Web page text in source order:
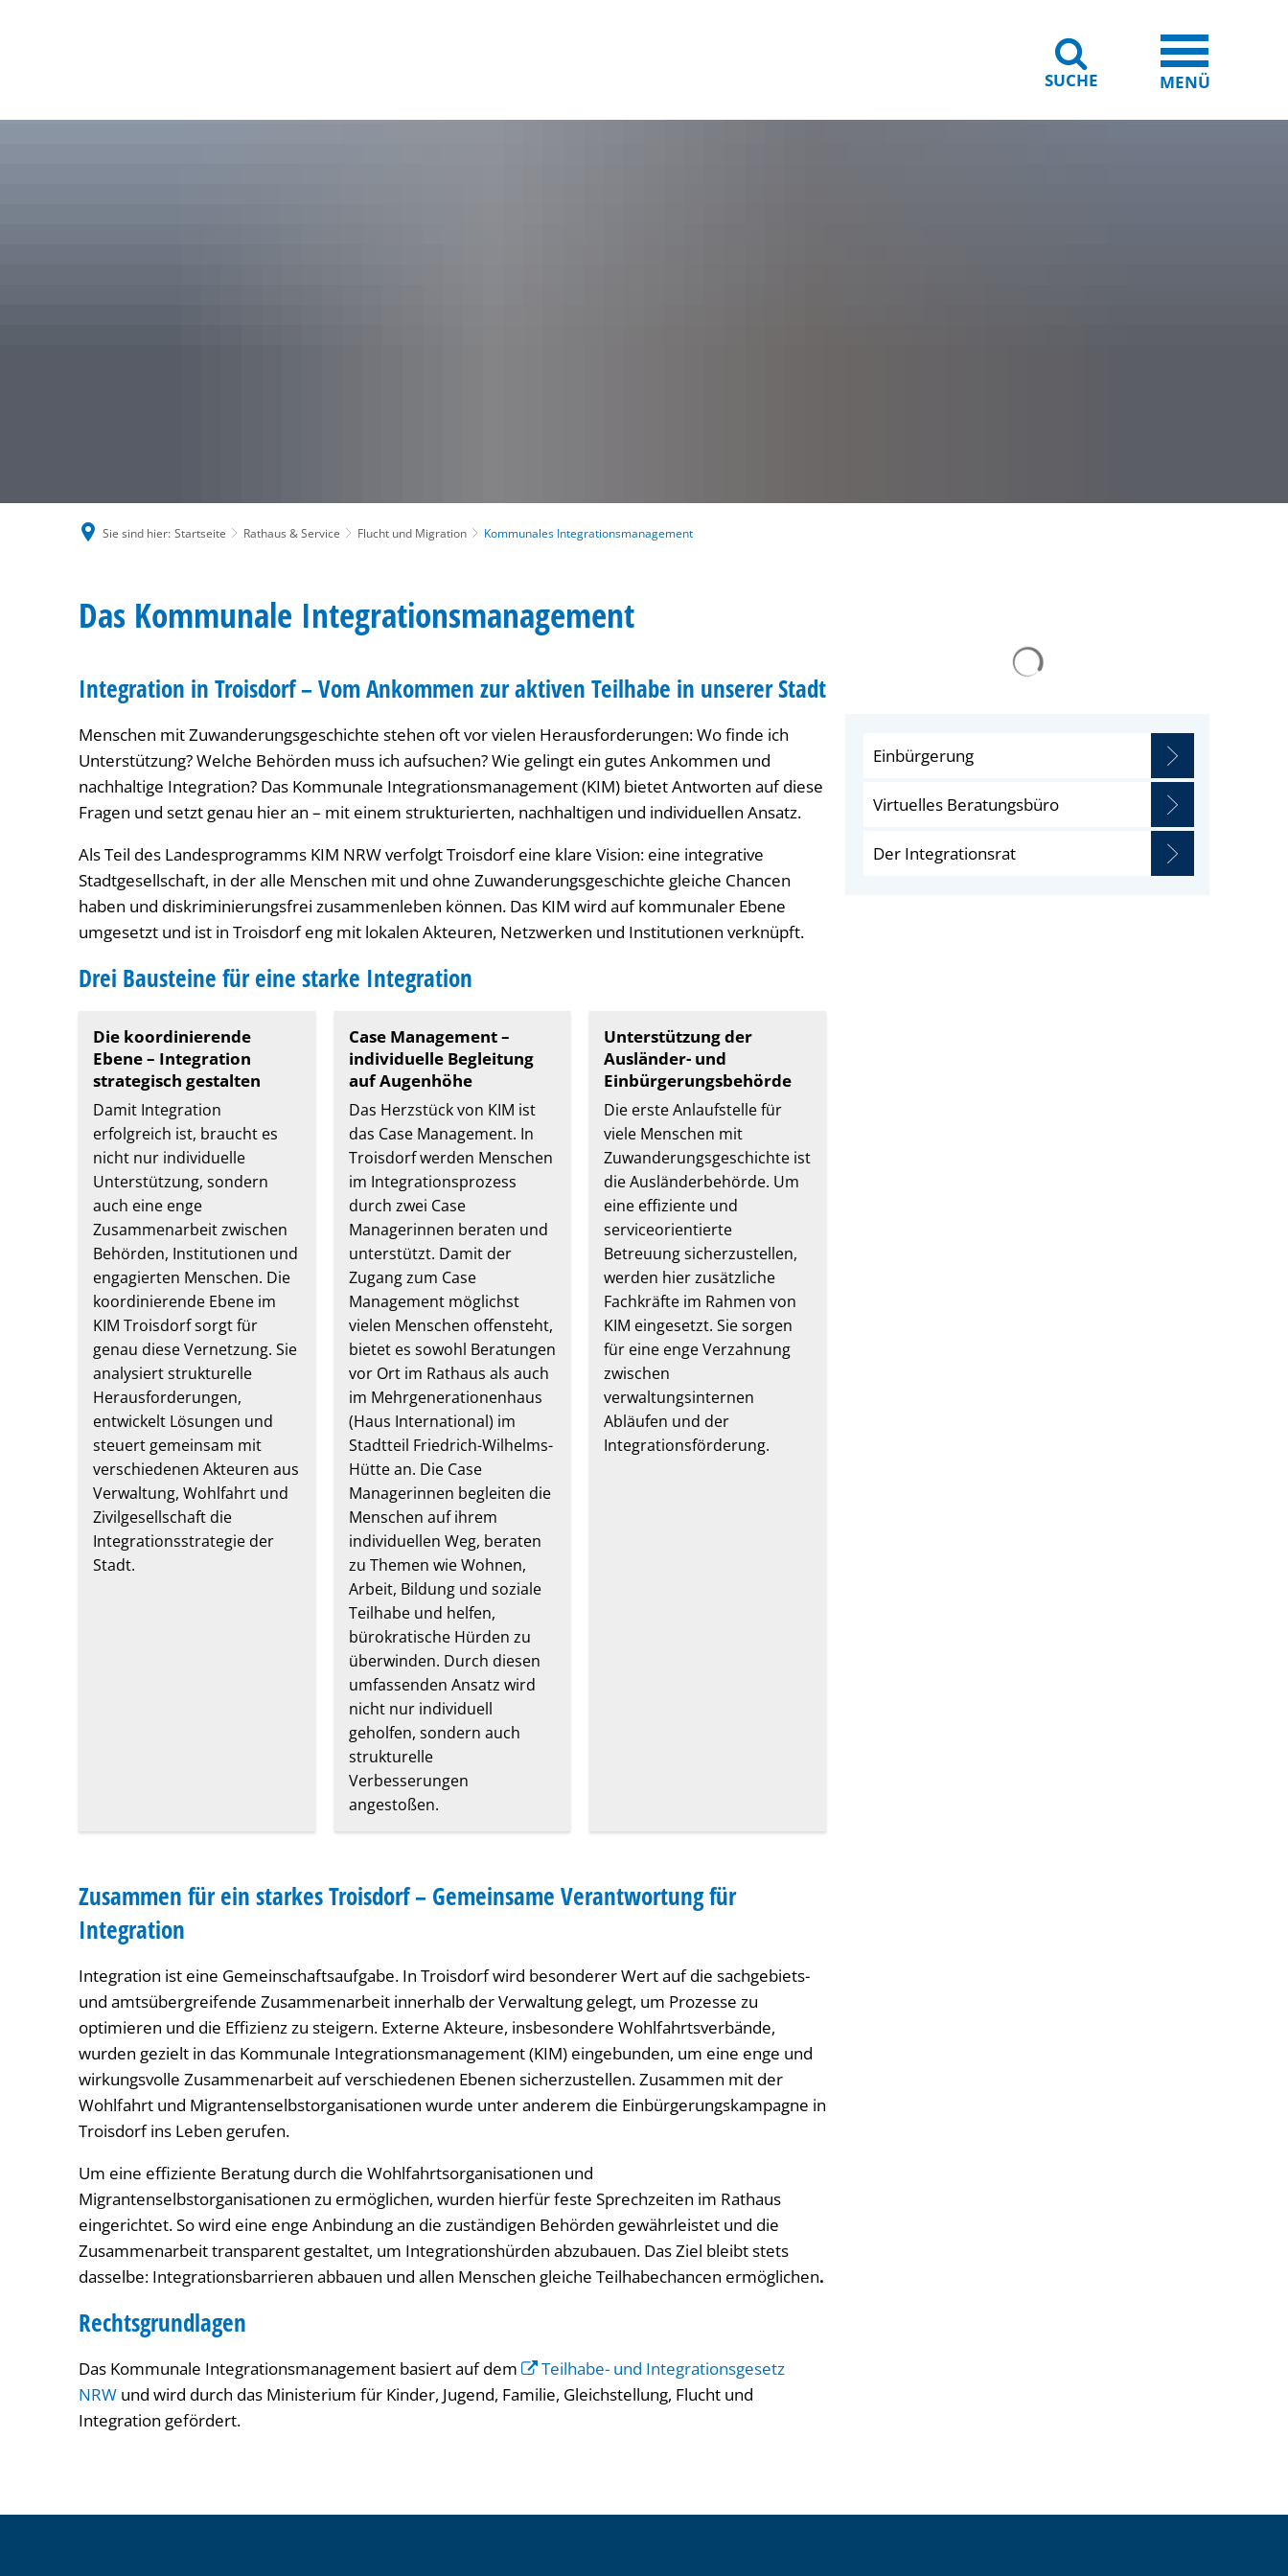
SUCHE MENÜ
Sie sind hier: Startseite Rathaus & Service Flucht und Migration Kommunales Integrationsmanagement
Kommunales
Integrationsmanagement
Das Kommunale Integrationsmanagement
Integration in Troisdorf – Vom Ankommen zur aktiven Teilhabe in unserer Stadt
Menschen mit Zuwanderungsgeschichte stehen oft vor vielen Herausforderungen: Wo finde ich
Unterstützung? Welche Behörden muss ich aufsuchen? Wie gelingt ein gutes Ankommen und
nachhaltige Integration? Das Kommunale Integrationsmanagement (KIM) bietet Antworten auf diese
Fragen und setzt genau hier an – mit einem strukturierten, nachhaltigen und individuellen Ansatz.
Als Teil des Landesprogramms KIM NRW verfolgt Troisdorf eine klare Vision: eine integrative
Stadtgesellschaft, in der alle Menschen mit und ohne Zuwanderungsgeschichte gleiche Chancen
haben und diskriminierungsfrei zusammenleben können. Das KIM wird auf kommunaler Ebene
umgesetzt und ist in Troisdorf eng mit lokalen Akteuren, Netzwerken und Institutionen verknüpft.
Drei Bausteine für eine starke Integration
Die koordinierende
Ebene – Integration
strategisch gestalten
Damit Integration
erfolgreich ist, braucht es
nicht nur individuelle
Unterstützung, sondern
auch eine enge
Zusammenarbeit zwischen
Behörden, Institutionen und
engagierten Menschen. Die
koordinierende Ebene im
KIM Troisdorf sorgt für
genau diese Vernetzung. Sie
analysiert strukturelle
Herausforderungen,
entwickelt Lösungen und
steuert gemeinsam mit
verschiedenen Akteuren aus
Verwaltung, Wohlfahrt und
Zivilgesellschaft die
Integrationsstrategie der
Stadt.
Case Management –
individuelle Begleitung
auf Augenhöhe
Das Herzstück von KIM ist
das Case Management. In
Troisdorf werden Menschen
im Integrationsprozess
durch zwei Case
Managerinnen beraten und
unterstützt. Damit der
Zugang zum Case
Management möglichst
vielen Menschen offensteht,
bietet es sowohl Beratungen
vor Ort im Rathaus als auch
im Mehrgenerationenhaus
(Haus International) im
Stadtteil Friedrich-Wilhelms-
Hütte an. Die Case
Managerinnen begleiten die
Menschen auf ihrem
individuellen Weg, beraten
zu Themen wie Wohnen,
Arbeit, Bildung und soziale
Teilhabe und helfen,
bürokratische Hürden zu
überwinden. Durch diesen
umfassenden Ansatz wird
nicht nur individuell
geholfen, sondern auch
strukturelle
Verbesserungen
angestoßen.
Unterstützung der
Ausländer- und
Einbürgerungsbehörde
Die erste Anlaufstelle für
viele Menschen mit
Zuwanderungsgeschichte ist
die Ausländerbehörde. Um
eine effiziente und
serviceorientierte
Betreuung sicherzustellen,
werden hier zusätzliche
Fachkräfte im Rahmen von
KIM eingesetzt. Sie sorgen
für eine enge Verzahnung
zwischen
verwaltungsinternen
Abläufen und der
Integrationsförderung.
Zusammen für ein starkes Troisdorf – Gemeinsame Verantwortung für
Integration
Integration ist eine Gemeinschaftsaufgabe. In Troisdorf wird besonderer Wert auf die sachgebiets-
und amtsübergreifende Zusammenarbeit innerhalb der Verwaltung gelegt, um Prozesse zu
optimieren und die Effizienz zu steigern. Externe Akteure, insbesondere Wohlfahrtsverbände,
wurden gezielt in das Kommunale Integrationsmanagement (KIM) eingebunden, um eine enge und
wirkungsvolle Zusammenarbeit auf verschiedenen Ebenen sicherzustellen. Zusammen mit der
Wohlfahrt und Migrantenselbstorganisationen wurde unter anderem die Einbürgerungskampagne in
Troisdorf ins Leben gerufen.
Um eine effiziente Beratung durch die Wohlfahrtsorganisationen und
Migrantenselbstorganisationen zu ermöglichen, wurden hierfür feste Sprechzeiten im Rathaus
eingerichtet. So wird eine enge Anbindung an die zuständigen Behörden gewährleistet und die
Zusammenarbeit transparent gestaltet, um Integrationshürden abzubauen. Das Ziel bleibt stets
dasselbe: Integrationsbarrieren abbauen und allen Menschen gleiche Teilhabechancen ermöglichen.
Rechtsgrundlagen
Das Kommunale Integrationsmanagement basiert auf dem
Teilhabe- und Integrationsgesetz
NRW und wird durch das Ministerium für Kinder, Jugend, Familie, Gleichstellung, Flucht und
Integration gefördert.
Einbürgerung
Virtuelles Beratungsbüro
Der Integrationsrat